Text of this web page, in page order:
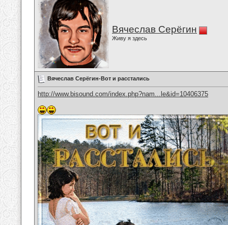
Вячеслав Серёгин
Живу я здесь
Вячеслав Серёгин-Вот и расстались
http://www.bisound.com/index.php?nam...le&id=10406375